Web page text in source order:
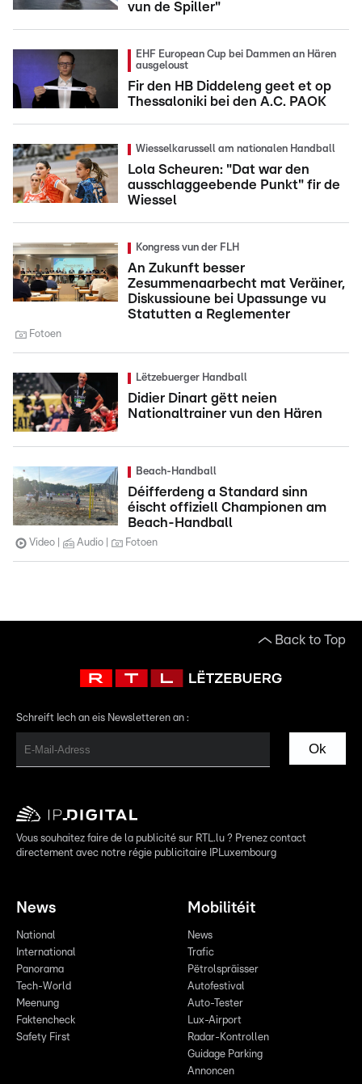
vun de Spiller"
EHF European Cup bei Dammen an Hären
ausgeloust
Fir den HB Diddeleng geet et op
Thessaloniki bei den A.C. PAOK
Wiesselkarussell am nationalen Handball
Lola Scheuren: "Dat war den
ausschlaggeebende Punkt" fir de
Wiessel
Kongress vun der FLH
An Zukunft besser
Zesummenaarbecht mat Veräiner,
Diskussioune bei Upassunge vu
Statutten a Reglementer
Fotoen
Lëtzebuerger Handball
Didier Dinart gëtt neien
Nationaltrainer vun den Hären
Beach-Handball
Déifferdeng a Standard sinn
éischt offiziell Championen am
Beach-Handball
Video Audio Fotoen
Back to Top
Schreift Iech an eis Newsletteren an :
Ok
Vous souhaitez faire de la publicité sur RTL.lu ? Prenez contact
directement avec notre régie publicitaire IPLuxembourg
News
National
International
Panorama
Tech-World
Meenung
Faktencheck
Safety First
Mobilitéit
News
Trafic
Pëtrolspräisser
Autofestival
Auto-Tester
Lux-Airport
Radar-Kontrollen
Guidage Parking
Annoncen